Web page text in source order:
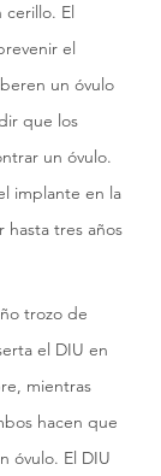
El
el
un óvulo
que los
un óvulo.
implante en la
tres años
trozo de
el DIU en
mientras
hacen que
óvulo. El DIU